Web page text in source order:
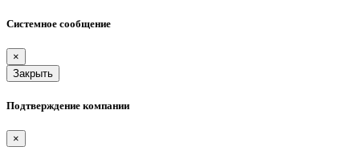
Системное сообщение
×
Закрыть
Подтверждение компании
×